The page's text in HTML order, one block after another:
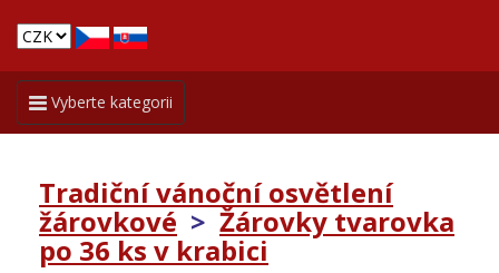
Toggle
navigation
Vyberte kategorii
Tradiční vánoční osvětlení
žárovkové > Žárovky tvarovka
po 36 ks v krabici